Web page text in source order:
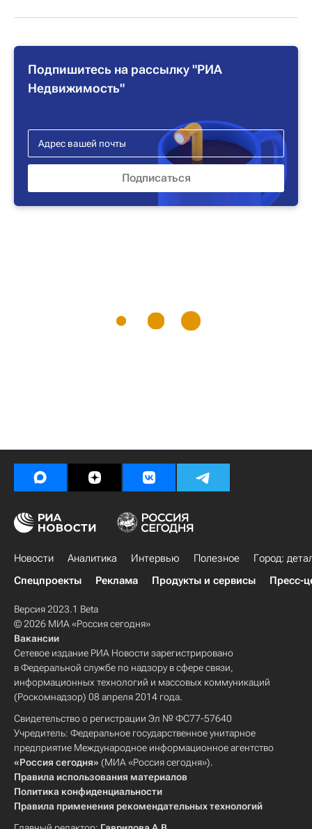
Подпишитесь на рассылку "РИА
Недвижимость"
Новости Аналитика Интервью Полезное
Город:
Спецпроекты
Реклама Продукты и сервисы Пресс-
Версия 2023.1 Beta
© 2026 МИА «Россия сегодня»
Вакансии
Сетевое издание РИА Новости зарегистрировано
в Федеральной службе по надзору в сфере связи,
информационных технологий и массовых коммуникаций
(Роскомнадзор) 08 апреля 2014 года.
Свидетельство о регистрации Эл № ФС77-57640
Учредитель: Федеральное государственное унитарное
предприятие Международное информационное агентство
«Россия сегодня» (МИА «Россия сегодня»).
Правила использования материалов
Политика конфиденциальности
Правила применения рекомендательных технологий